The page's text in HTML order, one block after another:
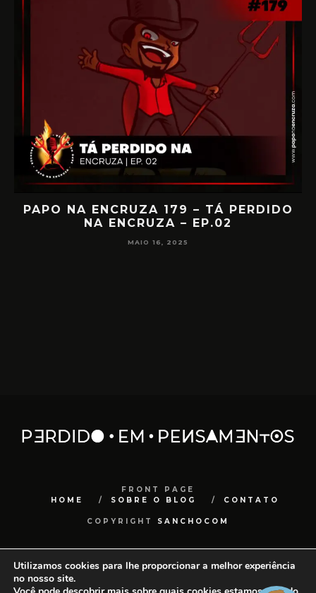
PAPO NA ENCRUZA 179 – TÁ PERDIDO
NA ENCRUZA – EP.02
MAIO 16, 2025
FRONT PAGE
HOME
SOBRE O BLOG CONTATO
COPYRIGHT SANCHOCOM
Utilizamos cookies para lhe proporcionar a melhor experiência
no nosso site.